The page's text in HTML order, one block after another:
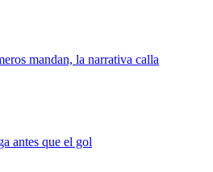
mandan, la narrativa calla
antes que el gol